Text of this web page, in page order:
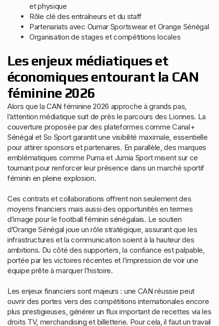
et physique
Rôle clé des entraîneurs et du staff
Partenariats avec Oumar Sportswear et Orange Sénégal
Organisation de stages et compétitions locales
Les enjeux médiatiques et
économiques entourant la CAN
féminine 2026
Alors que la CAN féminine 2026 approche à grands pas,
l’attention médiatique suit de près le parcours des Lionnes. La
couverture proposée par des plateformes comme Canal+
Sénégal et So Sport garantit une visibilité maximale, essentielle
pour attirer sponsors et partenaires. En parallèle, des marques
emblématiques comme Puma et Jumia Sport misent sur ce
tournant pour renforcer leur présence dans un marché sportif
féminin en pleine explosion.
Ces contrats et collaborations offrent non seulement des
moyens financiers mais aussi des opportunités en termes
d’image pour le football féminin sénégalais. Le soutien
d’Orange Sénégal joue un rôle stratégique, assurant que les
infrastructures et la communication soient à la hauteur des
ambitions. Du côté des supporters, la confiance est palpable,
portée par les victoires récentes et l’impression de voir une
équipe prête à marquer l’histoire.
Les enjeux financiers sont majeurs : une CAN réussie peut
ouvrir des portes vers des compétitions internationales encore
plus prestigieuses, générer un flux important de recettes via les
droits TV, merchandising et billetterie. Pour cela, il faut un travail